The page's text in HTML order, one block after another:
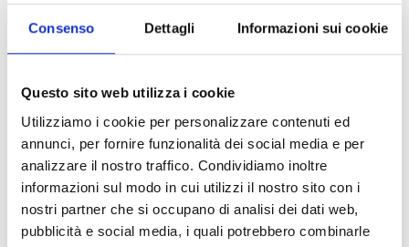
Consenso Dettagli Informazioni sui cookie
Questo sito web utilizza i cookie
Utilizziamo i cookie per personalizzare contenuti ed
annunci, per fornire funzionalità dei social media e per
analizzare il nostro traffico. Condividiamo inoltre
informazioni sul modo in cui utilizzi il nostro sito con i
nostri partner che si occupano di analisi dei dati web,
pubblicità e social media, i quali potrebbero combinarle